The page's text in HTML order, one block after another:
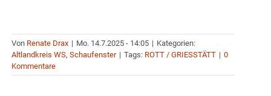
Von Renate Drax | Mo. 14.7.2025 - 14:05 | Kategorien:
Altlandkreis WS, Schaufenster | Tags: ROTT / GRIESSTÄTT | 0
Kommentare